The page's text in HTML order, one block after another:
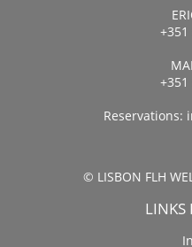
+351
+351
Reservations:
© LISBON FLH
LINKS